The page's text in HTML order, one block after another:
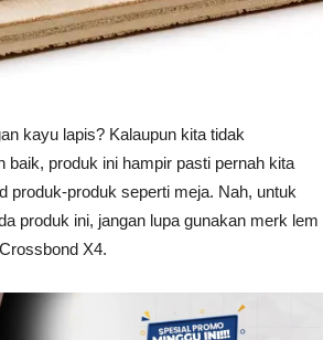
kayu lapis? Kalaupun kita tidak
baik, produk ini hampir pasti pernah kita
produk-produk seperti meja. Nah, untuk
produk ini, jangan lupa gunakan merk lem
X4.